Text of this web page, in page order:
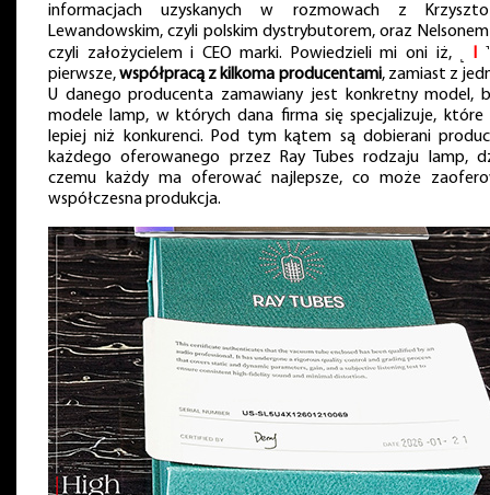
informacjach uzyskanych w rozmowach z
Lewandowskim, czyli polskim dystrybutorem, oraz Nelsonem
czyli założycielem i CEO marki. Powiedzieli mi oni iż, ˻
pierwsze,współpracą z kilkoma producentami, zamiast z
U danego producenta zamawiany jest konkretny model,
modele lamp, w których dana firma się specjalizuje, które
lepiej niż konkurenci. Pod tym kątem są dobierani
każdego oferowanego przez Ray Tubes rodzaju lamp,
czemu każdy ma oferować najlepsze, co może
współczesna produkcja.